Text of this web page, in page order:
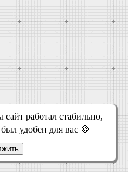
работал стабильно,
удобен для вас 🍪